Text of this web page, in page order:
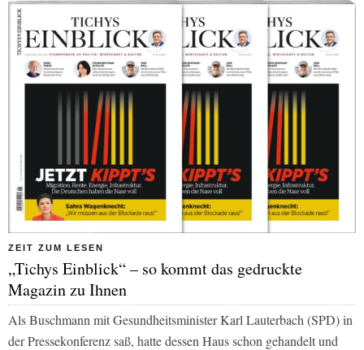
ZEIT ZUM LESEN
„Tichys Einblick“ – so kommt das gedruckte
Magazin zu Ihnen
Als Buschmann mit Gesundheitsminister Karl Lauterbach (SPD) in
der Pressekonferenz saß, hatte dessen Haus schon gehandelt und